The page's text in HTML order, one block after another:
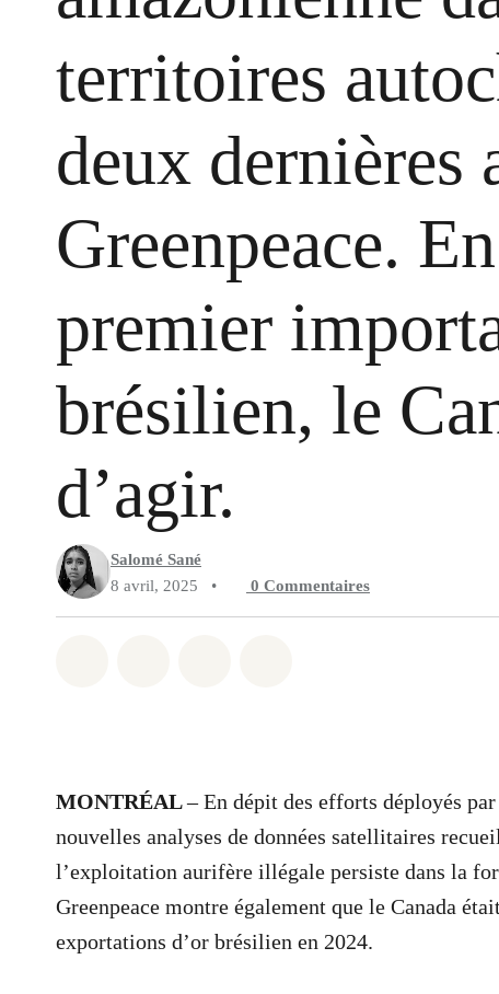
territoires
deux dernières
Greenpeace.
premier
brésilien, le
d’agir.
Salomé Sané
8 avril, 2025
• 0 Commentaires
MONTRÉAL– En dépit des efforts déployés
nouvelles analyses de données satellitaires
l’exploitation aurifère illégale persiste dans la
Greenpeace montre également que le Canada
exportations d’or brésilien en 2024.